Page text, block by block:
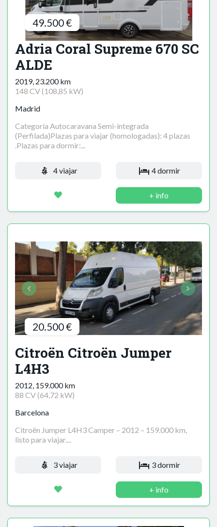
49.500 €
Adria Coral Supreme 670 SC
ALDE
2019, 23.200 km
148 CV (108,85 kW)
Madrid
Categoría Autocaravana Semi-integrada
(Perfilada)Plazas para viajar (homologadas): 4 plazas
.Plazas para dormir:...
4 viajar 4 dormir
+ info
20.500 €
Citroën Citroën Jumper
L4H3
2012, 159.000 km
88 CV (64,72 kW)
Barcelona
Citroën Jumper L4H3 Camper – 2012 – 159.000 km,
listo para viajar....
3 viajar 3 dormir
+ info